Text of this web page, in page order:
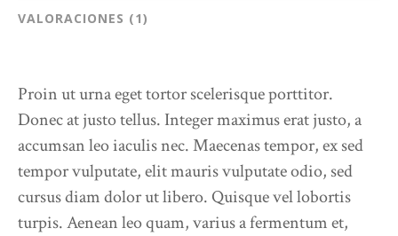
VALORACIONES (1)
Proin ut urna eget tortor scelerisque porttitor.
Donec at justo tellus. Integer maximus erat justo, a
accumsan leo iaculis nec. Maecenas tempor, ex sed
tempor vulputate, elit mauris vulputate odio, sed
cursus diam dolor ut libero. Quisque vel lobortis
turpis. Aenean leo quam, varius a fermentum et,